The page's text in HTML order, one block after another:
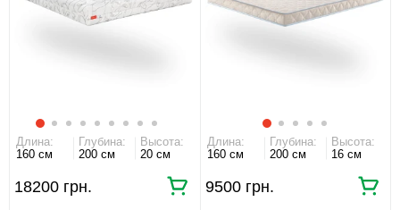
Длина:
160 см
Глубина:
200 см
Высота:
20 см
18200 грн.
Длина:
160 см
Глубина:
200 см
Высота:
16 см
9500 грн.